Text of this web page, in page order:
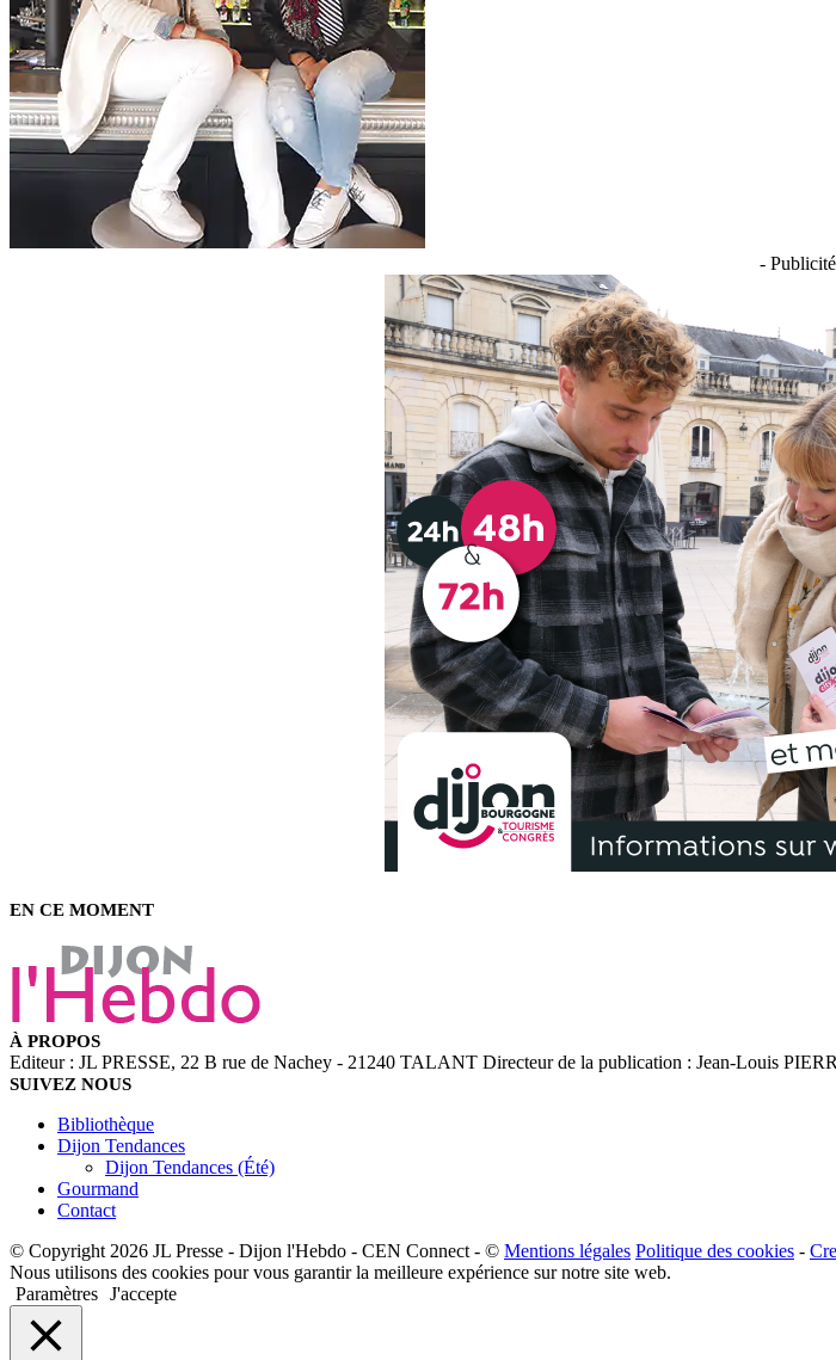
-
EN CE MOMENT
À PROPOS
Editeur : JL PRESSE, 22 B rue de Nachey - 21240 TALANT Directeur de la publication : Jean-Louis
SUIVEZ NOUS
Bibliothèque
Dijon Tendances
Dijon Tendances (Été)
Gourmand
Contact
© Copyright 2026 JL Presse - Dijon l'Hebdo - CEN Connect - © Mentions légales Politique des cookies -
Nous utilisons des cookies pour vous garantir la meilleure expérience sur notre site web.
Paramètres J'accepte